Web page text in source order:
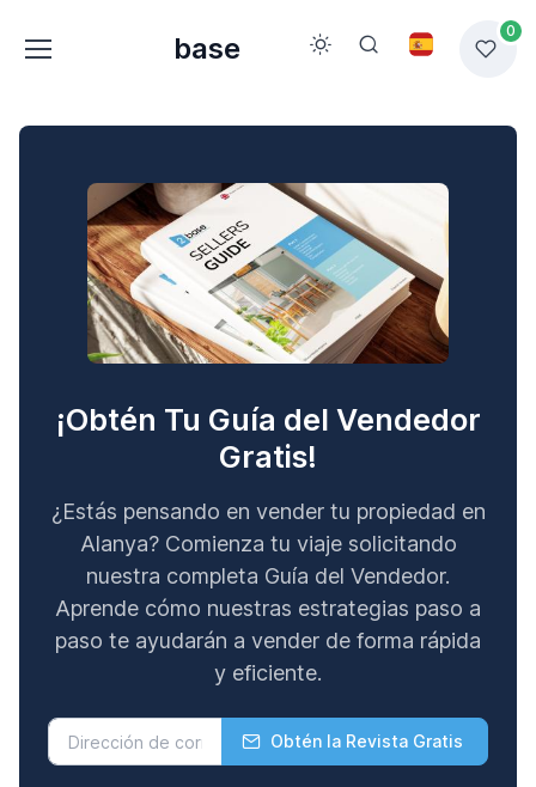
base
0
¡Obtén Tu Guía del Vendedor
Gratis!
¿Estás pensando en vender tu propiedad en
Alanya? Comienza tu viaje solicitando
nuestra completa Guía del Vendedor.
Aprende cómo nuestras estrategias paso a
paso te ayudarán a vender de forma rápida
y eficiente.
Obtén la Revista Gratis